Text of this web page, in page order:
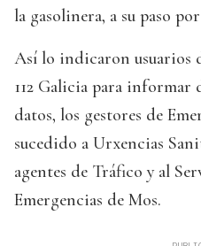
la gasolinera, a su paso
Así lo indicaron usuarios
112 Galicia para informar
datos, los gestores de
sucedido a Urxencias
agentes de Tráfico y al
Emergencias de Mos.